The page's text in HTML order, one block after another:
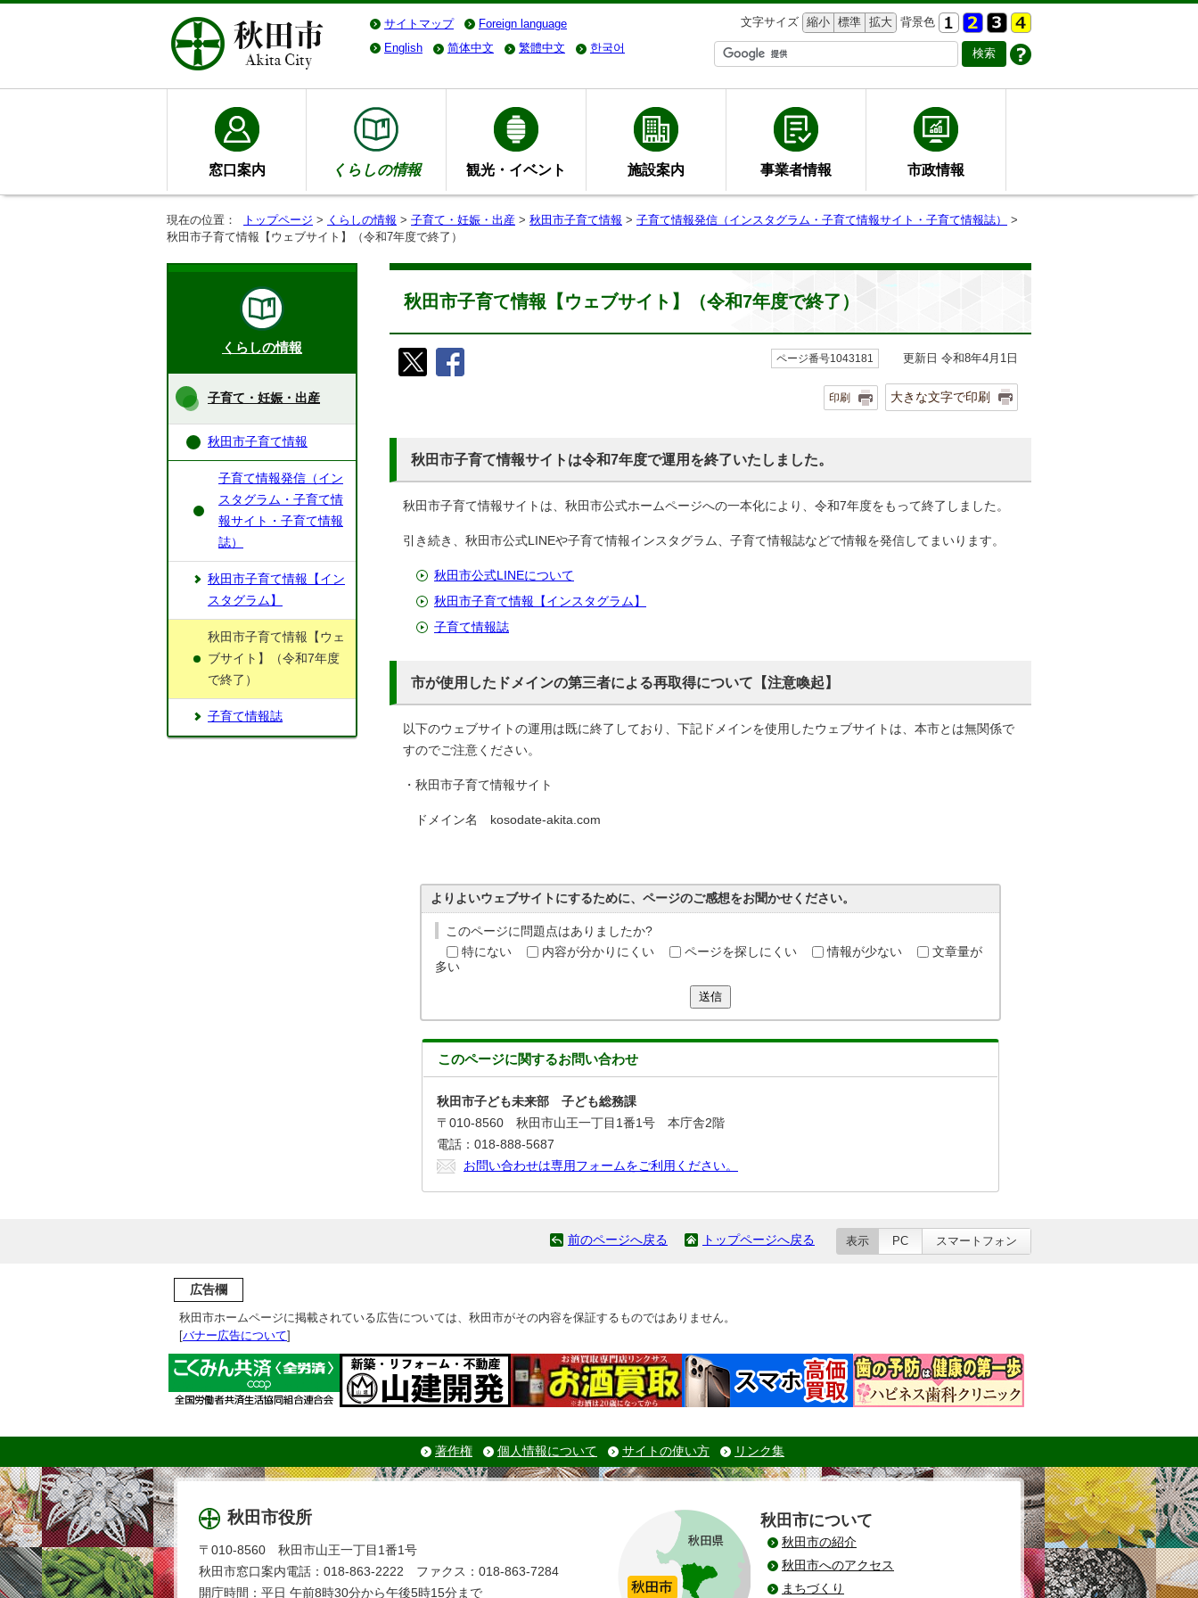
サイトマップ Foreign language 文字サイズ 縮小 標準 拡大 背景色
English
简体中文 繁體中文 한국어
窓口案内 くらしの情報 観光・イベント 施設案内 事業者情報 市政情報
現在の位置： トップページ > くらしの情報 > 子育て・妊娠・出産 > 秋田市子育て情報 > 子育て情報発信（インスタグラム・子育て情報サイト・子育て情報誌）
>
秋田市子育て情報【ウェブサイト】（令和7年度で終了）
秋田市子育て情報【ウェブサイト】（令和7年度で終了）
ページ番号1043181 更新日 令和8年4月1日
印刷 大きな文字で印刷
秋田市子育て情報サイトは令和7年度で運用を終了いたしました。
秋田市子育て情報サイトは、秋田市公式ホームページへの一本化により、令和7年度をもって終了しました。
引き続き、秋田市公式LINEや子育て情報インスタグラム、子育て情報誌などで情報を発信してまいります。
秋田市公式LINEについて
秋田市子育て情報【インスタグラム】
子育て情報誌
市が使用したドメインの第三者による再取得について【注意喚起】
以下のウェブサイトの運用は既に終了しており、下記ドメインを使用したウェブサイトは、本市とは無関係で
すのでご注意ください。
・秋田市子育て情報サイト
ドメイン名 kosodate-akita.com
よりよいウェブサイトにするために、ページのご感想をお聞かせください。
このページに問題点はありましたか?
特にない
内容が分かりにくい ページを探しにくい 情報が少ない
文章量が
多い
送信
このページに関するお問い合わせ
秋田市子ども未来部 子ども総務課
〒010-8560 秋田市山王一丁目1番1号 本庁舎2階
電話：018-888-5687
お問い合わせは専用フォームをご利用ください。
くらしの情報
子育て・妊娠・出産
秋田市子育て情報
子育て情報発信（イン
スタグラム・子育て情
報サイト・子育て情報
誌）
秋田市子育て情報【イン
スタグラム】
秋田市子育て情報【ウェ
ブサイト】（令和7年度
で終了）
子育て情報誌
前のページへ戻る トップページへ戻る 表示 PC スマートフォン
広告欄
秋田市ホームページに掲載されている広告については、秋田市がその内容を保証するものではありません。
[バナー広告について]
著作権 個人情報について サイトの使い方 リンク集
秋田市役所
〒010-8560 秋田市山王一丁目1番1号
秋田市窓口案内電話：018-863-2222 ファクス：018-863-7284
開庁時間：平日 午前8時30分から午後5時15分まで
秋田市について
秋田市の紹介
秋田市へのアクセス
まちづくり